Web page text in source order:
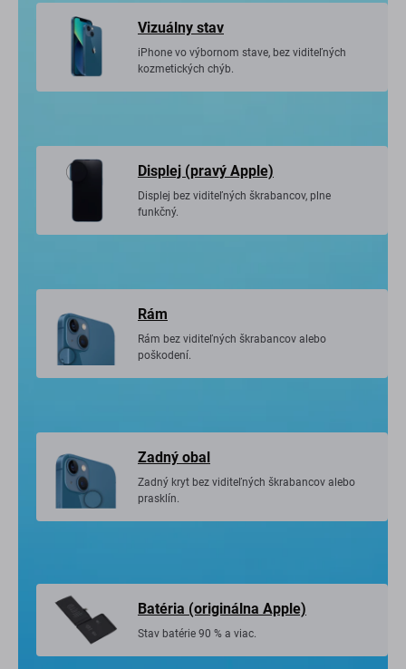
Vizuálny stav
iPhone vo výbornom stave, bez viditeľných
kozmetických chýb.
Displej (pravý Apple)
Displej bez viditeľných škrabancov, plne
funkčný.
Rám
Rám bez viditeľných škrabancov alebo
poškodení.
Zadný obal
Zadný kryt bez viditeľných škrabancov alebo
prasklín.
Batéria (originálna Apple)
Stav batérie 90 % a viac.